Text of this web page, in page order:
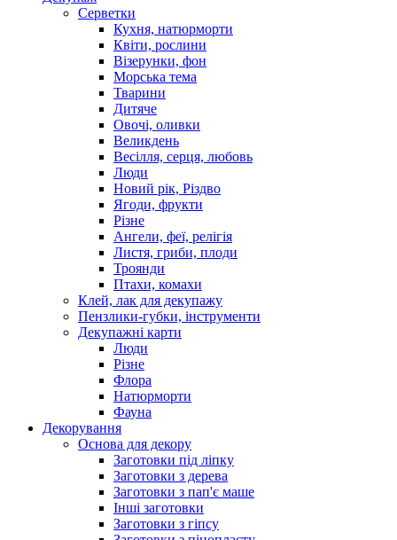
Серветки
Кухня, натюрморти
Квіти, рослини
Візерунки, фон
Морська тема
Тварини
Дитяче
Овочі, оливки
Великдень
Весілля, серця, любовь
Люди
Новий рік, Різдво
Ягоди, фрукти
Різне
Ангели, феї, релігія
Листя, гриби, плоди
Троянди
Птахи, комахи
Клей, лак для декупажу
Пензлики-губки, інструменти
Декупажні карти
Люди
Різне
Флора
Натюрморти
Фауна
Декорування
Основа для декору
Заготовки під ліпку
Заготовки з дерева
Заготовки з пап'є маше
Інші заготовки
Заготовки з гіпсу